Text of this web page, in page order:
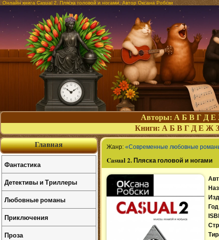
Онлайн книга Casual 2. Пляска головой и ногами. Автор Оксана Робски
Авторы: А Б В Г Д Е
Книги: А Б В Г Д Е Ж З
Жанр: «Современные любовные
Casual 2. Пляска головой и ногами
Главная
Фантастика
Детективы и Триллеры
Любовные романы
Приключения
Проза